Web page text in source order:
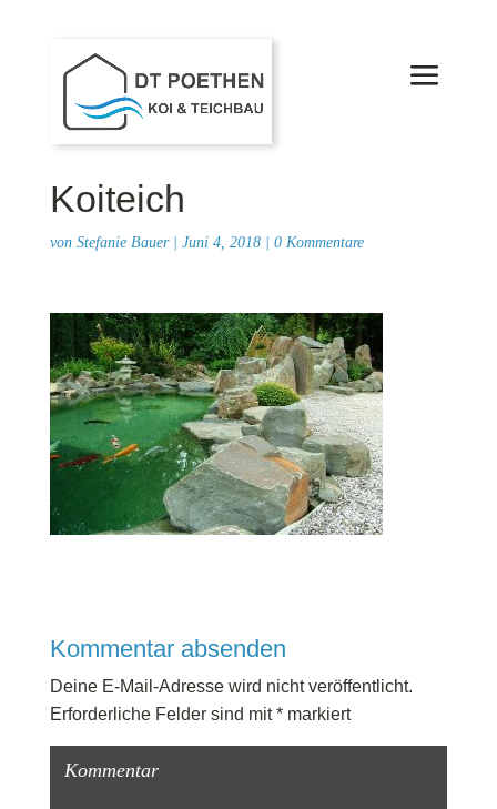
Koiteich
von Stefanie Bauer| Juni 4, 2018| 0 Kommentare
Kommentar absenden
Deine E-Mail-Adresse wird nicht veröffentlicht.
Erforderliche Felder sind mit*markiert